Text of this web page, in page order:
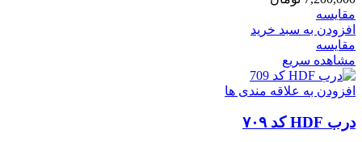
مقایسه
افزودن به سبد خرید
مقایسه
مشاهده سریع
افزودن به علاقه مندی ها
درب HDF کد ۷۰۹